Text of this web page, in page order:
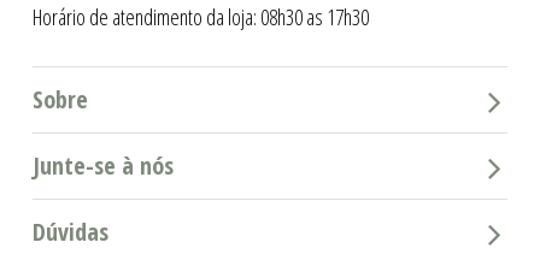
Horário de atendimento da loja: 08h30 as 17h30
Sobre
Junte-se à nós
Dúvidas